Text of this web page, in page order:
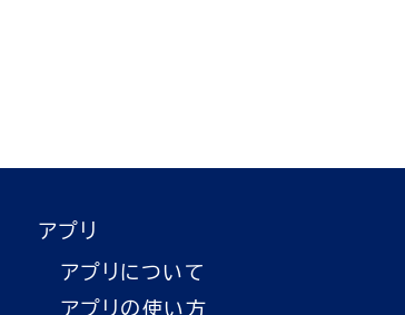
アプリ
アプリについて
アプリの使い方